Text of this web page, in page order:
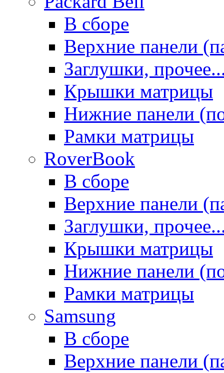
В сборе
Верхние панели
Заглушки,
Крышки матрицы
Нижние панели
Рамки матрицы
RoverBook
В сборе
Верхние панели
Заглушки,
Крышки матрицы
Нижние панели
Рамки матрицы
Samsung
В сборе
Верхние панели